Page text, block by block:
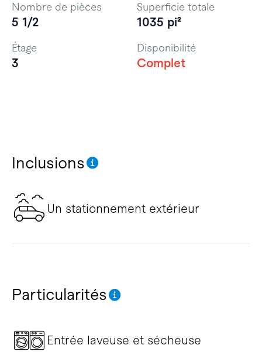
Inclusions
Un stationnement extérieur
Particularités
Entrée laveuse et sécheuse
Nombre de pièces
5 1/2
Superficie totale
1035 pi²
Étage
3
Disponibilité
Complet